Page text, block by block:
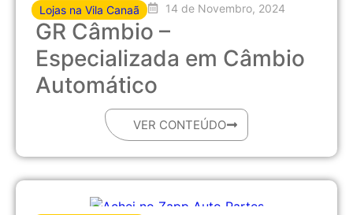
Lojas na Vila Canaã 14 de Novembro, 2024
GR Câmbio –
Especializada em Câmbio
Automático
VER CONTEÚDO